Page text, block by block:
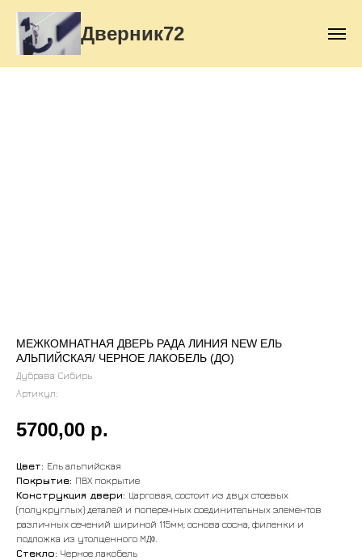
Дверник72
МЕЖКОМНАТНАЯ ДВЕРЬ РАДА ЛИНИЯ NEW ЕЛЬ
АЛЬПИЙСКАЯ/ ЧЕРНОЕ ЛАКОБЕЛЬ (ДО)
Дубрава Сибирь
Артикул:
5700,00 р.
Цвет: Ель альпийская
Покрытие: ПВХ покрытие
Конструкция двери: Царговая, состоит из двух стоевых
(полукруглых) деталей и поперечных соединительных элементов
различных сечений шириной 115мм; основа сосна, филенки и
подложка из утолщенного МДФ.
Стекло: Черное лакобель